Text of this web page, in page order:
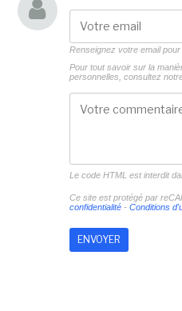
Renseignez votre email
Pour tout savoir sur la
personnelles, consultez
Le code HTML est interdit
Ce site est protégé par
confidentialité- Conditions